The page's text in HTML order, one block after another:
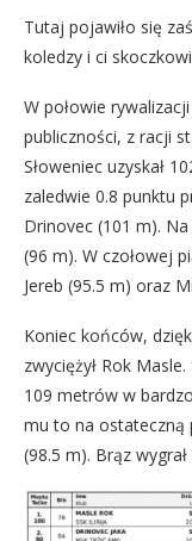
Tutaj pojawiło się
koledzy i ci
W połowie
publiczności, z racji
Słoweniec uzyskał
zaledwie 0.8 punktu
Drinovec (101 m).
(96 m). W czołowej
Jereb (95.5 m) oraz
Koniec końców,
zwyciężył Rok
109 metrów w
mu to na ostateczną
(98.5 m). Brąz